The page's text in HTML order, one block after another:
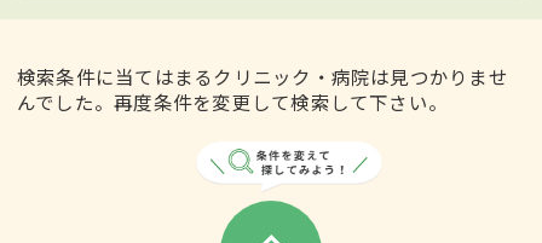
検索条件に当てはまるクリニック・病院は見つかりませ
んでした。再度条件を変更して検索して下さい。